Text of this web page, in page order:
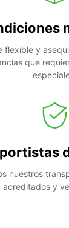
flexible y
que
nuestros
acreditados y